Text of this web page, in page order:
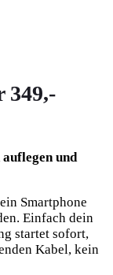
349,-
und
Smartphone
Einfach dein
startet sofort,
Kabel, kein